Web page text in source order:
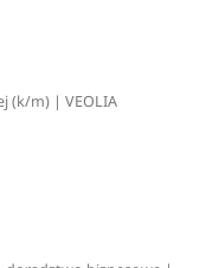
(k/m) | VEOLIA